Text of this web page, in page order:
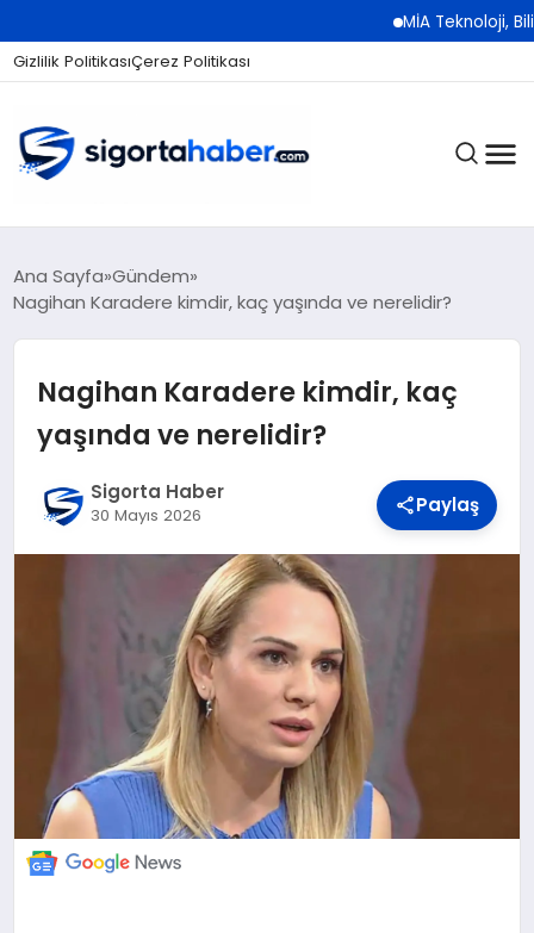
MİA Teknoloji, Bilişim
Gizlilik PolitikasıÇerez Politikası
SIGORTA
EKONOMI
BILIM VE TEKNOLOJI
KÜNYE
Ana Sayfa Gündem
Nagihan Karadere kimdir, kaç yaşında ve nerelidir?
Nagihan Karadere kimdir, kaç
yaşında ve nerelidir?
Sigorta Haber
30 Mayıs 2026 Paylaş